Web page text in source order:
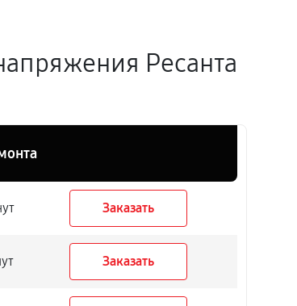
Ресанта
Заказать
Заказать